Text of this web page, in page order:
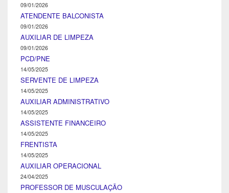
09/01/2026
ATENDENTE BALCONISTA
09/01/2026
AUXILIAR DE LIMPEZA
09/01/2026
PCD/PNE
14/05/2025
SERVENTE DE LIMPEZA
14/05/2025
AUXILIAR ADMINISTRATIVO
14/05/2025
ASSISTENTE FINANCEIRO
14/05/2025
FRENTISTA
14/05/2025
AUXILIAR OPERACIONAL
24/04/2025
PROFESSOR DE MUSCULAÇÃO